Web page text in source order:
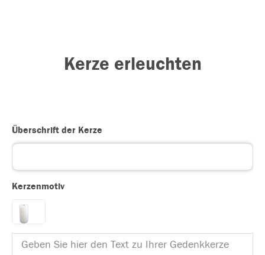
Kerze erleuchten
Überschrift der Kerze
Kerzenmotiv